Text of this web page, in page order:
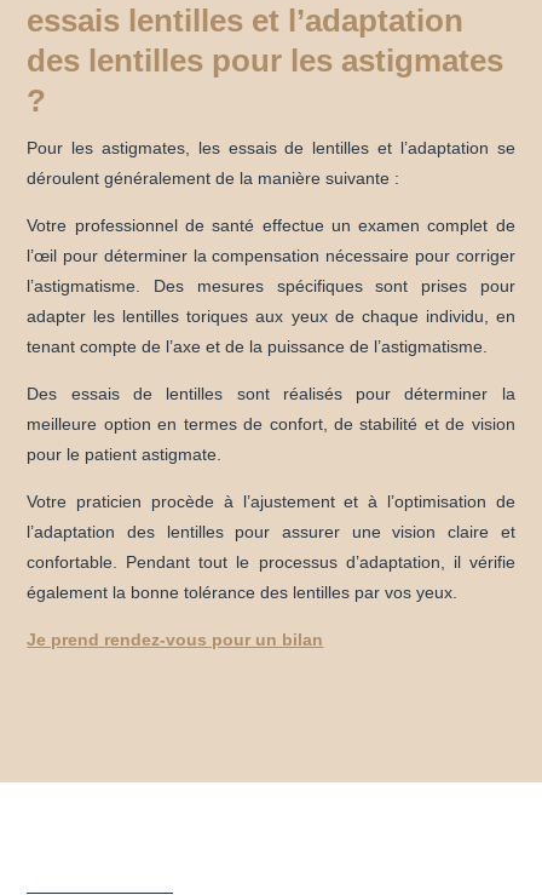
essais lentilles et l’adaptation
des lentilles pour les astigmates
?
Pour les astigmates, les essais de lentilles et l’adaptation se
déroulent généralement de la manière suivante :
Votre professionnel de santé effectue un examen complet de
l’œil pour déterminer la compensation nécessaire pour corriger
l’astigmatisme. Des mesures spécifiques sont prises pour
adapter les lentilles toriques aux yeux de chaque individu, en
tenant compte de l’axe et de la puissance de l’astigmatisme.
Des essais de lentilles sont réalisés pour déterminer la
meilleure option en termes de confort, de stabilité et de vision
pour le patient astigmate.
Votre praticien procède à l’ajustement et à l’optimisation de
l’adaptation des lentilles pour assurer une vision claire et
confortable. Pendant tout le processus d’adaptation, il vérifie
également la bonne tolérance des lentilles par vos yeux.
Je prend rendez-vous pour un bilan